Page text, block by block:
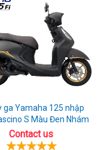
ga Yamaha 125 nhập
S Màu Đen Nhám
Contact us